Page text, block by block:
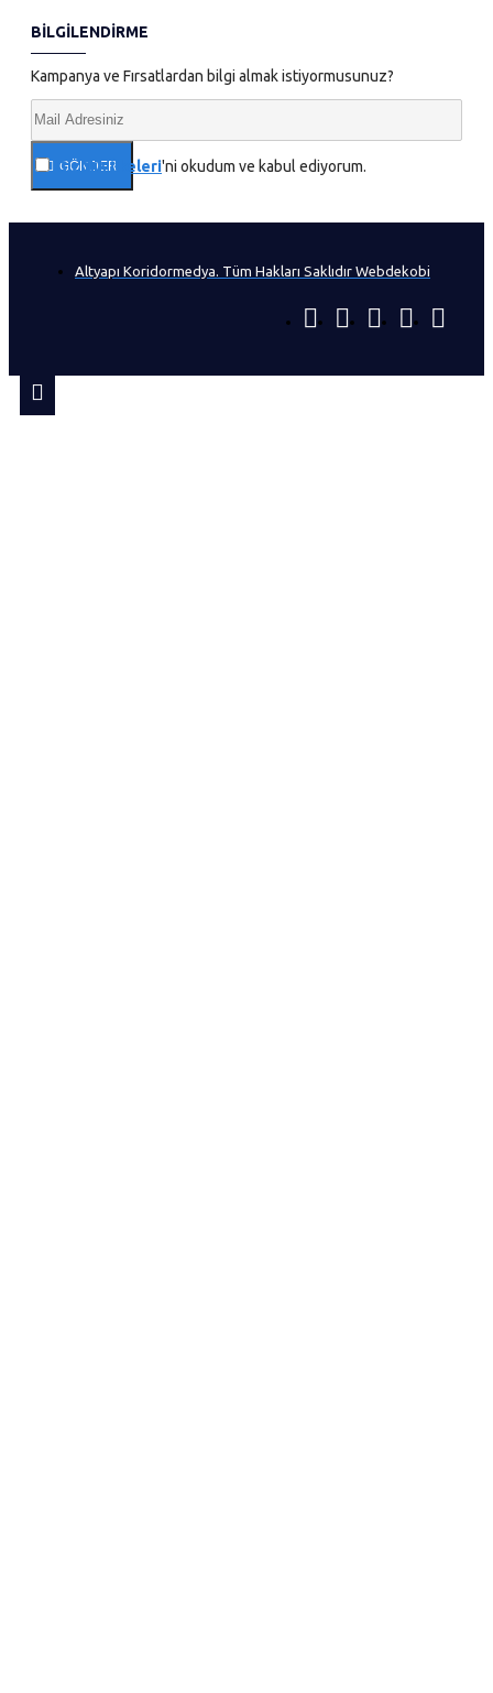
BILGILENDIRME
Kampanya ve Fırsatlardan bilgi almak istiyormusunuz?
GÖNDER
Gizlilik İlkeleri'ni okudum ve kabul ediyorum.
Altyapı Koridormedya. Tüm Hakları Saklıdır Webdekobi